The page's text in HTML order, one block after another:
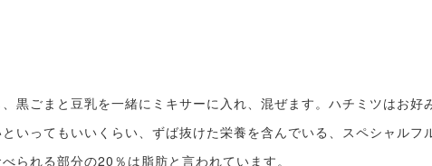
黒ごまと豆乳を一緒にミキサーに入れ、混ぜます。ハチミツはお好
いってもいいくらい、ずば抜けた栄養を含んでいる、スペシャルフ
られる部分の20％は脂肪と言われています。